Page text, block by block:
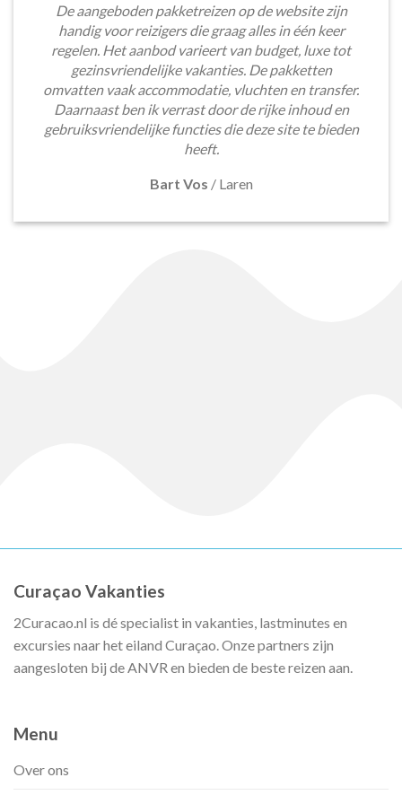
De aangeboden pakketreizen op de website zijn
handig voor reizigers die graag alles in één keer
regelen. Het aanbod varieert van budget, luxe tot
gezinsvriendelijke vakanties. De pakketten
omvatten vaak accommodatie, vluchten en transfer.
Daarnaast ben ik verrast door de rijke inhoud en
gebruiksvriendelijke functies die deze site te bieden
heeft.
Bart Vos / Laren
Curaçao Vakanties
2Curacao.nl is dé specialist in vakanties, lastminutes en
excursies naar het eiland Curaçao. Onze partners zijn
aangesloten bij de ANVR en bieden de beste reizen aan.
Menu
Over ons